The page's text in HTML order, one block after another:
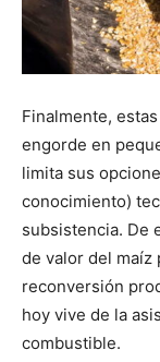
Finalmente,
engorde en
limita sus
conocimiento)
subsistencia. De
de valor del maíz
reconversión
hoy vive de la
combustible.